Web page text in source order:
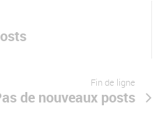
Fin de ligne
de nouveaux posts